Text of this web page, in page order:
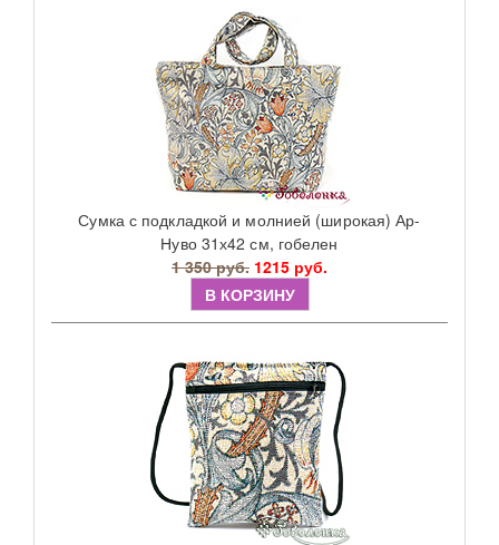
Сумка с подкладкой и молнией (широкая) Ар-
Нуво 31х42 см, гобелен
1 350 руб. 1215 руб.
В КОРЗИНУ